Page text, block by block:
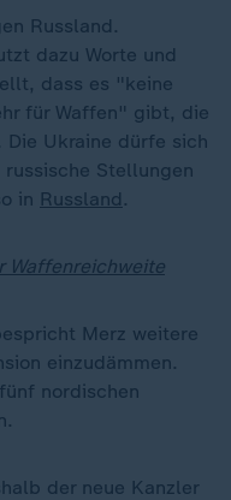
Russland.
dazu Worte und
dass es "keine
für Waffen" gibt, die
Ukraine dürfe sich
Stellungen
in Russland .
Waffenreichweite
Merz weitere
einzudämmen.
nordischen
der neue Kanzler